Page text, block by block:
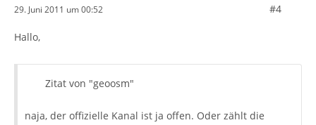
29. Juni 2011 um 00:52 #4
Hallo,
Zitat von "geoosm"
naja, der offizielle Kanal ist ja offen. Oder zählt die